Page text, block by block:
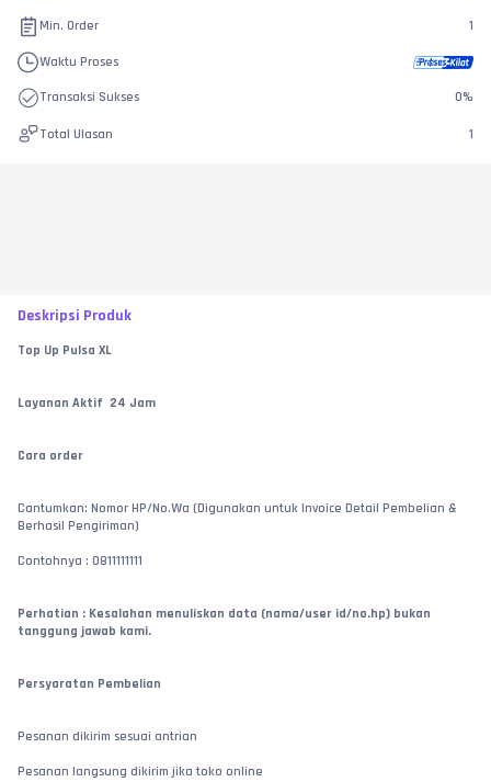
Min. Order 1
Waktu Proses
Transaksi Sukses 0%
Total Ulasan 1
Deskripsi Produk
Top Up Pulsa XL
Layanan Aktif  24 Jam
Cara order
Cantumkan: Nomor HP/No.Wa (Digunakan untuk Invoice Detail Pembelian &
Berhasil Pengiriman)
Contohnya : 0811111111
Perhatian : Kesalahan menuliskan data (nama/user id/no.hp) bukan
tanggung jawab kami.
Persyaratan Pembelian
Pesanan dikirim sesuai antrian
Pesanan langsung dikirim jika toko online